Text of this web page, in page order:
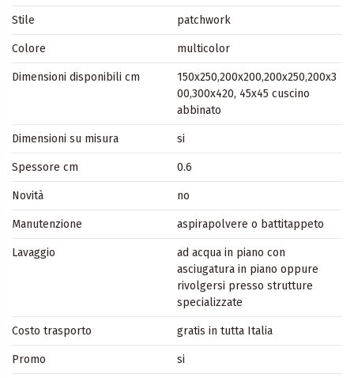
Stile patchwork
Colore multicolor
Dimensioni disponibili cm
150x250,200x200,200x250,200x3
00,300x420, 45x45 cuscino
abbinato
Dimensioni su misura si
Spessore cm 0.6
Novità no
Manutenzione aspirapolvere o battitappeto
Lavaggio
ad acqua in piano con
asciugatura in piano oppure
rivolgersi presso strutture
specializzate
Costo trasporto gratis in tutta Italia
Promo si